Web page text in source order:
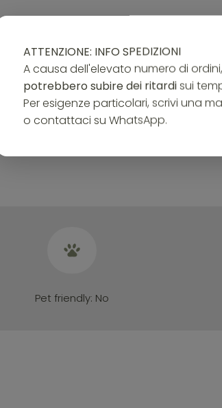
ATTENZIONE: INFO SPEDIZIONI
A causa dell'elevato numero di ordini,
potrebbero subire dei ritardi sui
Per esigenze particolari, scrivi una
o contattaci su WhatsApp.
Pet friendly: No